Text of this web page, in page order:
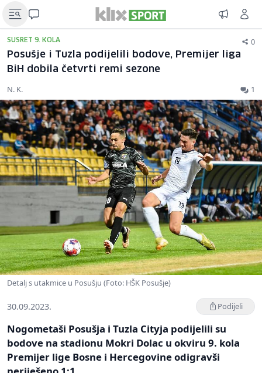
SUSRET 9. KOLA 0
Posušje i Tuzla podijelili bodove, Premijer liga
BiH dobila četvrti remi sezone
N. K. 1
Detalj s utakmice u Posušju (Foto: HŠK Posušje)
30.09.2023. Podijeli
Nogometaši Posušja i Tuzla Cityja podijelili su
bodove na stadionu Mokri Dolac u okviru 9. kola
Premijer lige Bosne i Hercegovine odigravši